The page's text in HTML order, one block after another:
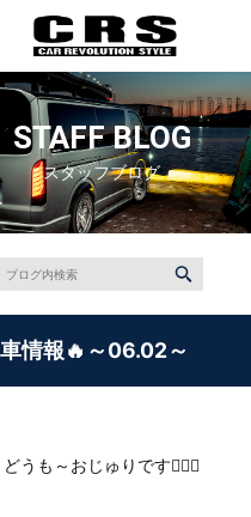
STAFF BLOG
スタッフブログ
情報🔥～06.02～
どうも～おじゅりです🙋🏻‍♀️